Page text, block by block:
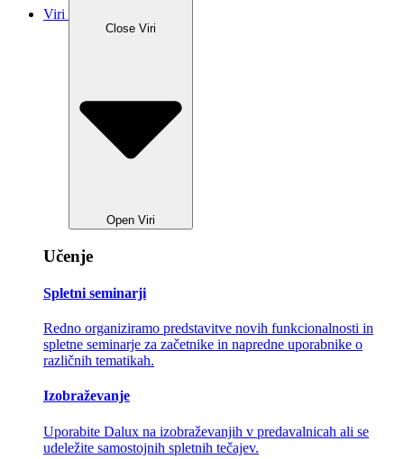
Viri
Close Viri
Open Viri
Učenje
Spletni seminarji
Redno organiziramo predstavitve novih funkcionalnosti in
spletne seminarje za začetnike in napredne uporabnike o
različnih tematikah.
Izobraževanje
Uporabite Dalux na izobraževanjih v predavalnicah ali se
udeležite samostojnih spletnih tečajev.